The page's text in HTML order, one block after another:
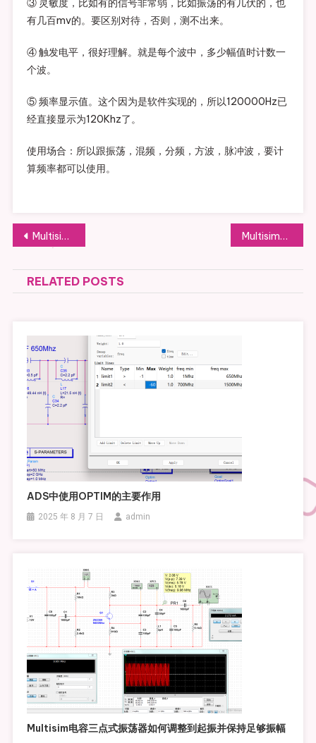
③ 灵敏度，比如有的信号非常弱，比如振荡的有几伏的，也
有几百mv的。要区别对待，否则，测不出来。
④ 触发电平，很好理解。就是每个波中，多少幅值时计数一
个波。
⑤ 频率显示值。这个因为是软件实现的，所以120000Hz已
经直接显示为120Khz了。
使用场合：所以跟振荡，混频，分频，方波，脉冲波，要计
算频率都可以使用。
文
章
导
Multisim学习-05 波特仪的使用 Multisim学习-07 失真仪的使用
RELATED POSTS
ADS中使用OPTIM的主要作用
2025 年 8 月 7 日 admin
Multisim电容三点式振荡器如何调整到起振并保持足够振幅